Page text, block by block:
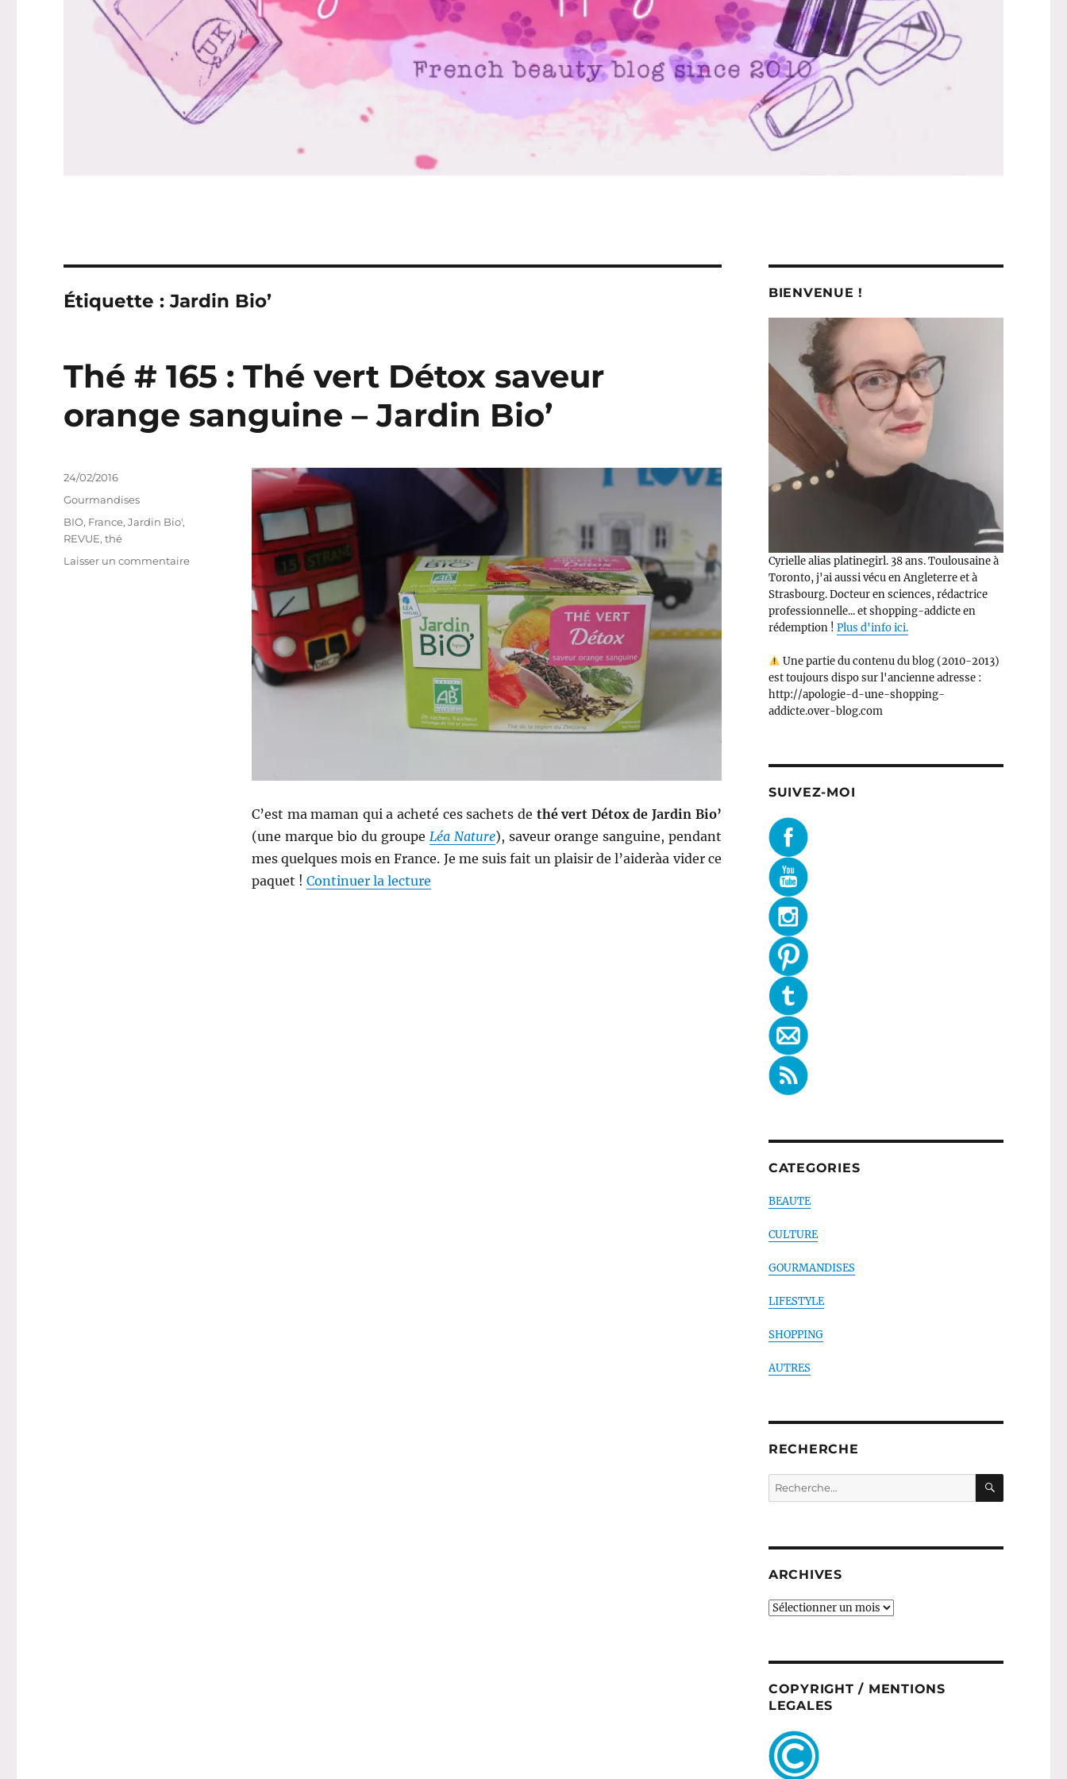
Étiquette :Jardin Bio’
Thé # 165 : Thé vert Détox saveur
orange sanguine – Jardin Bio’
C’est ma maman qui a acheté ces sachets de thé vert Détox de Jardin Bio’
(une marque bio du groupe Léa Nature), saveur orange sanguine, pendant
mes quelques mois en France. Je me suis fait un plaisir de l’aideràa vider ce
paquet ! Continuer la lecturede « Thé # 165 : Thé vert Détox saveur orange sanguine – Jardin Bio’ »
Publié
24/02/2016
Catégories
Gourmandises
Étiquettes
BIO, France,Jardin Bio',
REVUE,thé
Laisser un commentairesur
BIENVENUE !
Cyrielle alias platinegirl. 38 ans. Toulousaine à
Toronto, j'ai aussi vécu en Angleterre et à
Strasbourg. Docteur en sciences, rédactrice
professionnelle... et shopping-addicte en
rédemption ! Plus d'info ici.
Une partie du contenu du blog (2010-2013)
est toujours dispo sur l'ancienne adresse :
http://apologie-d-une-shopping-
addicte.over-blog.com
SUIVEZ-MOI
CATEGORIES
BEAUTE
CULTURE
GOURMANDISES
LIFESTYLE
SHOPPING
AUTRES
RECHERCHE
Recherche
pour :
ARCHIVES
ARCHIVES
COPYRIGHT / MENTIONS
LEGALES